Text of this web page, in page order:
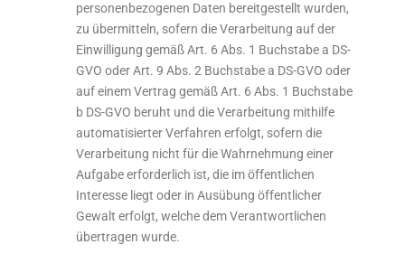
personenbezogenen Daten bereitgestellt wurden,
zu übermitteln, sofern die Verarbeitung auf der
Einwilligung gemäß Art. 6 Abs. 1 Buchstabe a DS-
GVO oder Art. 9 Abs. 2 Buchstabe a DS-GVO oder
auf einem Vertrag gemäß Art. 6 Abs. 1 Buchstabe
b DS-GVO beruht und die Verarbeitung mithilfe
automatisierter Verfahren erfolgt, sofern die
Verarbeitung nicht für die Wahrnehmung einer
Aufgabe erforderlich ist, die im öffentlichen
Interesse liegt oder in Ausübung öffentlicher
Gewalt erfolgt, welche dem Verantwortlichen
übertragen wurde.